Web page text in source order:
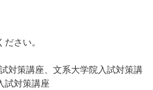
さい。
対策講座、文系大学院入試対策講
試対策講座